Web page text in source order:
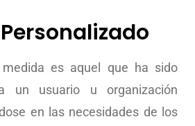
es aquel que ha sido
un usuario u organización
en las necesidades de los